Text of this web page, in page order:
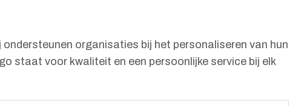
organisaties bij het personaliseren van hun
staat voor kwaliteit en een persoonlijke service bij elk